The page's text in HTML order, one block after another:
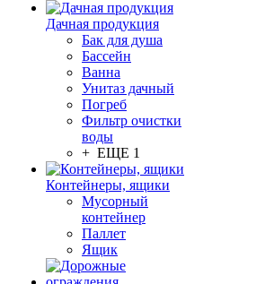
Дачная продукция
Бак для душа
Бассейн
Ванна
Унитаз дачный
Погреб
Фильтр очистки
воды
+ ЕЩЕ 1
Контейнеры, ящики
Мусорный
контейнер
Паллет
Ящик